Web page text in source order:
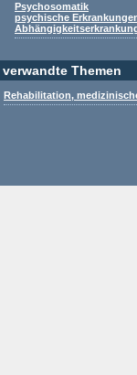
Psychosomatik
psychische
verwandte Themen
Rehabilitation,